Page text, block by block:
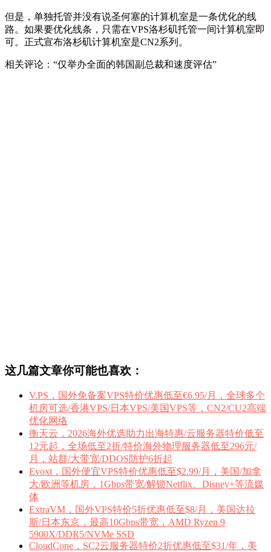
但是，单独托管并没有说圣何塞的计算机室是一条优化的线
路。如果要优化线条，只需在VPS洛杉矶托管一间计算机室即
可。正式宣布洛杉矶计算机室是CN2系列。
相关评论：“仅举办全面的韩国副总裁和速度评估”
这几篇文章你可能也喜欢：
V.PS，国外免备案VPS特价优惠低至€6.95/月，全球多个
机房可选/香港VPS/日本VPS/美国VPS等，CN2/CU2高端
优化网络
衡天云，2026海外优选助力出海特惠/云服务器特价低至
12元起，全场低至2折/特价海外物理服务器低至296元/
月，站群/大带宽/DDOS防护6折起
Evoxt，国外便宜VPS特价优惠低至$2.99/月，美国/加拿
大/欧洲等机房，1Gbps带宽/解锁Netflix、Disney+等流媒
体
ExtraVM，国外VPS特价5折优惠低至$8/月，美国达拉
斯/日本东京，最高10Gbps带宽，AMD Ryzen 9
5900X/DDR5/NVMe SSD
CloudCone，SC2云服务器特价2折优惠低至$31/年，美